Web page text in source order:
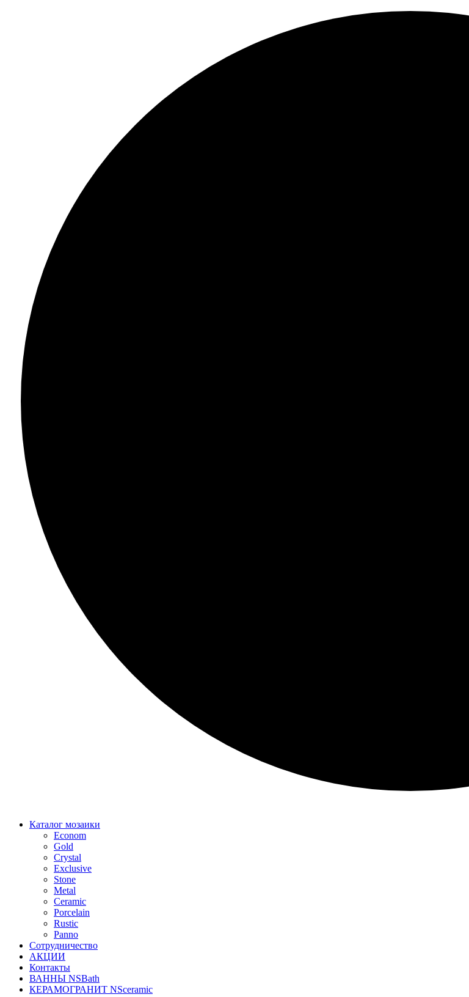
Каталог мозаики
Econom
Gold
Crystal
Exclusive
Stone
Metal
Ceramic
Porcelain
Rustic
Panno
Сотрудничество
АКЦИИ
Контакты
ВАННЫ NSBath
КЕРАМОГРАНИТ NSceramic